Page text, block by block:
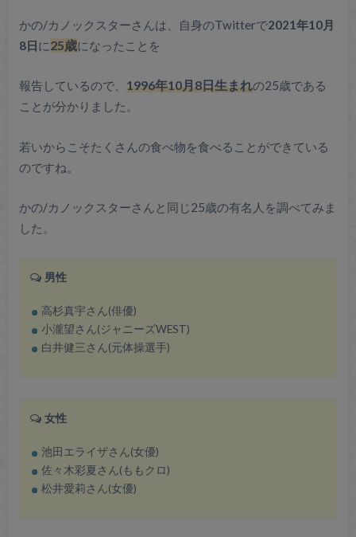
かの/カノックスターさんは、自身のTwitterで2021年10月
8日に25歳になったことを
報告しているので、 1996年10月8日生まれの25歳である
ことが分かりました。
若いからこそたくさんの食べ物を食べることができている
のですね。
かの/カノックスターさんと同じ25歳の有名人を調べてみま
した。
男性
高杉真宇さん(俳優)
小瀧望さん(ジャニーズWEST)
白井健三さん(元体操選手)
女性
池田エライザさん(女優)
佐々木彩夏さん(ももクロ)
松井愛莉さん(女優)